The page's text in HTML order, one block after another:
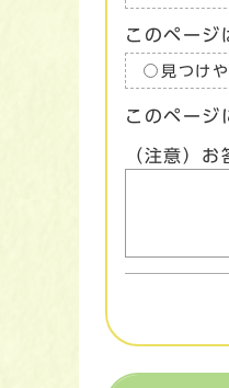
このページ
見つけ
このページ
（注意）